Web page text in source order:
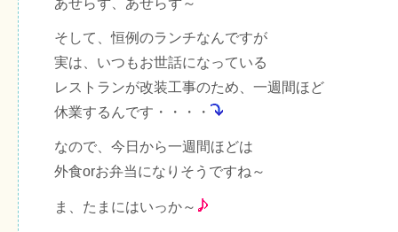
あせらず、あせらず～
そして、恒例のランチなんですが
実は、いつもお世話になっている
レストランが改装工事のため、一週間ほど
休業するんです・・・・
なので、今日から一週間ほどは
外食orお弁当になりそうですね～
ま、たまにはいっか～